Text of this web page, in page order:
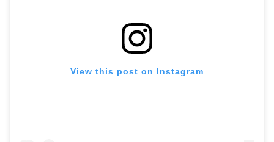
View this post on Instagram